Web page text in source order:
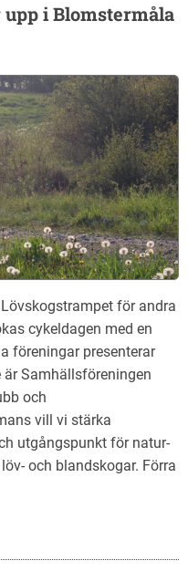
i Blomstermåla
för andra
cykeldagen med en
föreningar presenterar
Samhällsföreningen
och
vill vi stärka
utgångspunkt för natur-
och blandskogar. Förra